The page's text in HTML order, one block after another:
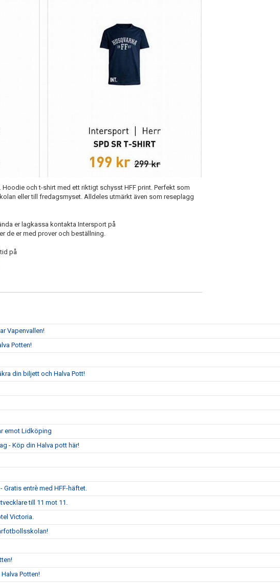
och t-shirt med ett riktigt schysst HFF print. Perfekt som
eller till fredagsmyset. Alldeles utmärkt även som reseplagg
er lagkassa kontakta Intersport på
de er med prover och beställning.
på
Vapenvallen!
Potten!
din biljett och Halva Pott!
emot Lidköping
- Köp din Halva pott här!
entrè med HFF-häftet.
till 11 mot 11.
Victoria.
Potten!